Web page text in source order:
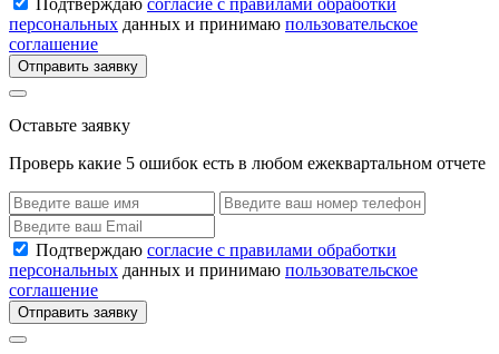
Подтверждаю согласие с правилами обработки
персональных данных и принимаю пользовательское
соглашение
Отправить заявку
Оставьте заявку
Проверь какие 5 ошибок есть в любом ежеквартальном отчете
Подтверждаю согласие с правилами обработки
персональных данных и принимаю пользовательское
соглашение
Отправить заявку